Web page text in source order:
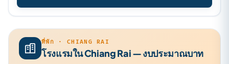
ที่พัก · CHIANG RAI
โรงแรมใน Chiang Rai — งบประมาณบาท